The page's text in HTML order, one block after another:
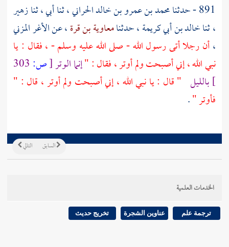
891 - حدثنا محمد بن عمرو بن خالد الحراني، ثنا أبي ، ثنازهير
، ثناخالد بن أبي كريمة، حدثنامعاوية بن قرة، عنالأغر المزني
،أن رجلا أتى رسول الله - صلى الله عليه وسلم - ، فقال : يا
نبي الله ، إني أصبحت ولم أوتر ، فقال : "إنما الوتر[ص: 303
]بالليل " قال : يا نبي الله ، إني أصبحت ولم أوتر ، قال : "
فأوتر ".
التالي السابق
الخدمات العلمية
ترجمة علم عناوين الشجرة تخريج حديث